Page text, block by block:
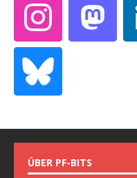
ÜBER PF-BITS